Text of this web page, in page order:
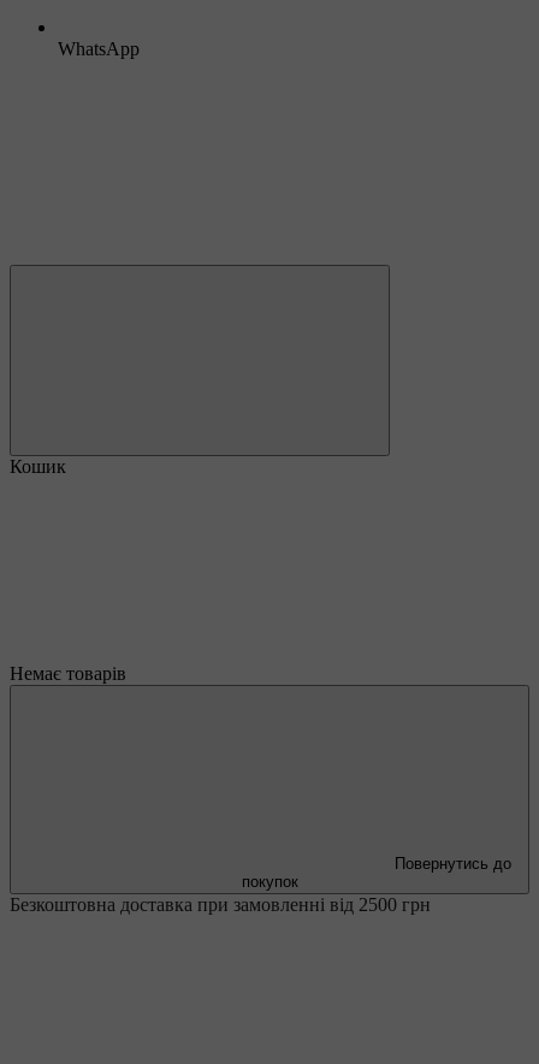
WhatsApp
Кошик
Немає товарів
Повернутись до
покупок
Безкоштовна доставка при замовленні від 2500 грн